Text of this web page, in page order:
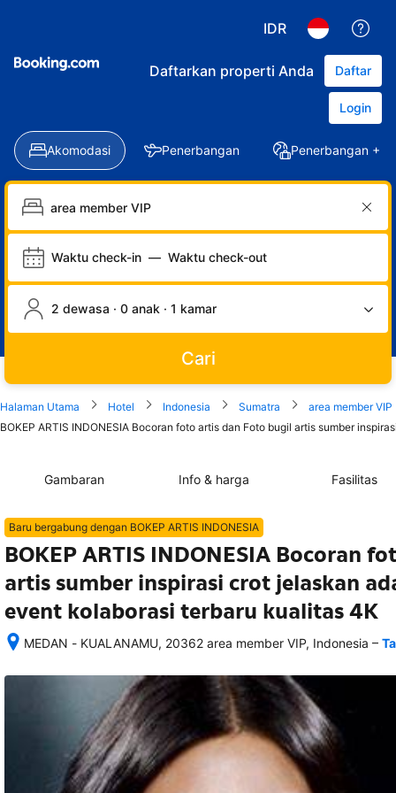
IDR
Daftarkan properti Anda Daftar
Login
Akomodasi Penerbangan Penerbangan +
Waktu check-in — Waktu check-out
2 dewasa · 0 anak · 1 kamar
Cari
Halaman Utama Hotel Indonesia Sumatra
area member VIP
BOKEP ARTIS INDONESIA Bocoran foto artis dan Foto bugil artis sumber
Gambaran Info & harga Fasilitas
Baru bergabung dengan BOKEP ARTIS INDONESIA
BOKEP ARTIS INDONESIA Bocoran
artis sumber inspirasi crot jelaskan
event kolaborasi terbaru kualitas 4K
MEDAN - KUALANAMU, 20362 area member VIP, Indonesia
memesan,
akomodasi
termasuk
telepon
–